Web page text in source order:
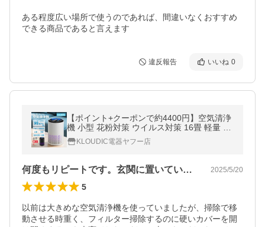
ある程度広い場所で使うのであれば、間違いなくおすすめ
できる商品であると言えます
違反報告 いいね 0
【ポイント+クーポンで約4400円】空気清浄
機 小型 花粉対策 ウイルス対策 16畳 軽量 省
エネ ペット pm2.5 タイマー ３段階切替 ア
ロマ 静音 除菌 カビ取り 爆買
KLOUDIC電器ヤフー店
何度もリピートです。玄関に置いているの… 2025/5/20
5
以前は大きめな空気清浄機を使っていましたが、掃除で移
動させる時重く、フィルター掃除するのに硬いカバーを開